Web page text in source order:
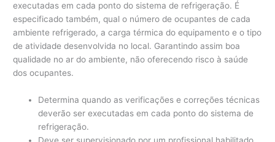
executadas em cada ponto do sistema de refrigeração. É
especificado também, qual o número de ocupantes de cada
ambiente refrigerado, a carga térmica do equipamento e o tipo
de atividade desenvolvida no local. Garantindo assim boa
qualidade no ar do ambiente, não oferecendo risco à saúde
dos ocupantes.
Determina quando as verificações e correções técnicas
deverão ser executadas em cada ponto do sistema de
refrigeração.